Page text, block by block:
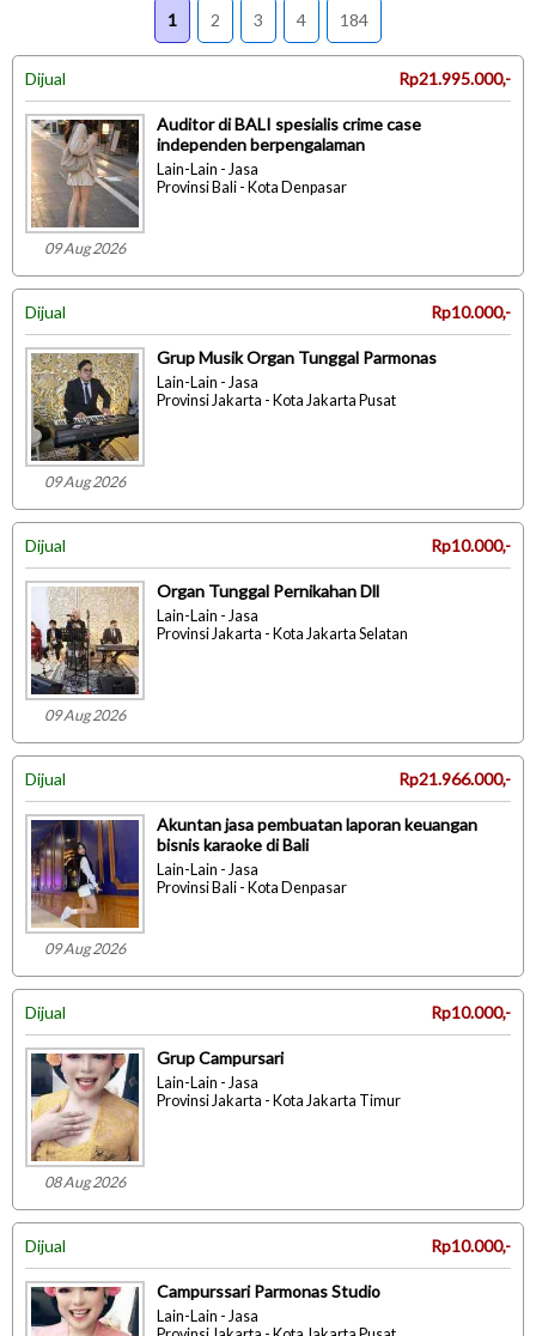
1 2 3 4 184
Dijual Rp21.995.000,-
09 Aug 2026
Auditor di BALI spesialis crime case
independen berpengalaman
Lain-Lain - Jasa
Provinsi Bali - Kota Denpasar
Dijual Rp10.000,-
09 Aug 2026
Grup Musik Organ Tunggal Parmonas
Lain-Lain - Jasa
Provinsi Jakarta - Kota Jakarta Pusat
Dijual Rp10.000,-
09 Aug 2026
Organ Tunggal Pernikahan Dll
Lain-Lain - Jasa
Provinsi Jakarta - Kota Jakarta Selatan
Dijual Rp21.966.000,-
09 Aug 2026
Akuntan jasa pembuatan laporan keuangan
bisnis karaoke di Bali
Lain-Lain - Jasa
Provinsi Bali - Kota Denpasar
Dijual Rp10.000,-
08 Aug 2026
Grup Campursari
Lain-Lain - Jasa
Provinsi Jakarta - Kota Jakarta Timur
Dijual Rp10.000,-
Campurssari Parmonas Studio
Lain-Lain - Jasa